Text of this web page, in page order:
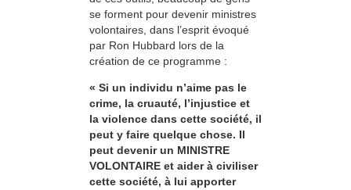
se forment pour devenir ministres
volontaires, dans l’esprit évoqué
par Ron Hubbard lors de la
création de ce programme :
« Si un individu n’aime pas le
crime, la cruauté, l’injustice et
la violence dans cette société, il
peut y faire quelque chose. Il
peut devenir un MINISTRE
VOLONTAIRE et aider à civiliser
cette société, à lui apporter